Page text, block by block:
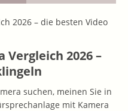
2026 –
suchen, meinen Sie in
mit Kamera